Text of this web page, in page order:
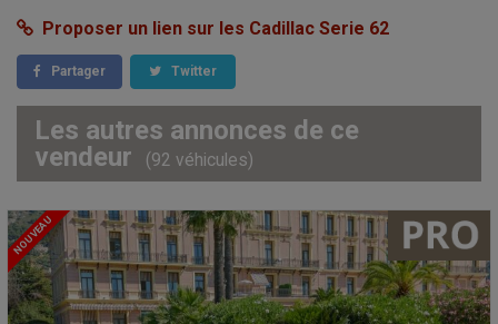
Proposer un lien sur les Cadillac Serie 62
Partager Twitter
Les autres annonces de ce
vendeur
(92 véhicules)
NOUVEAU